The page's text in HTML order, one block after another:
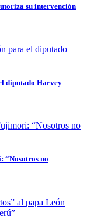
su intervención
diputado Harvey
“Nosotros no